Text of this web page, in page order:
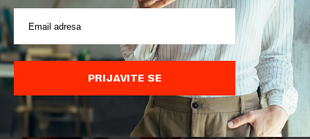
hrane biljnog porekla, te da k...
PRIJAVITE SE